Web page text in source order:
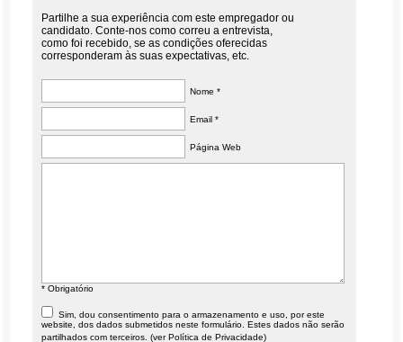
Partilhe a sua experiência com este empregador ou
candidato. Conte-nos como correu a entrevista,
como foi recebido, se as condições oferecidas
corresponderam às suas expectativas, etc.
Nome *
Email *
Página Web
* Obrigatório
Sim, dou consentimento para o armazenamento e uso, por este
website, dos dados submetidos neste formulário. Estes dados não serão
partilhados com terceiros. (verPolítica de Privacidade)